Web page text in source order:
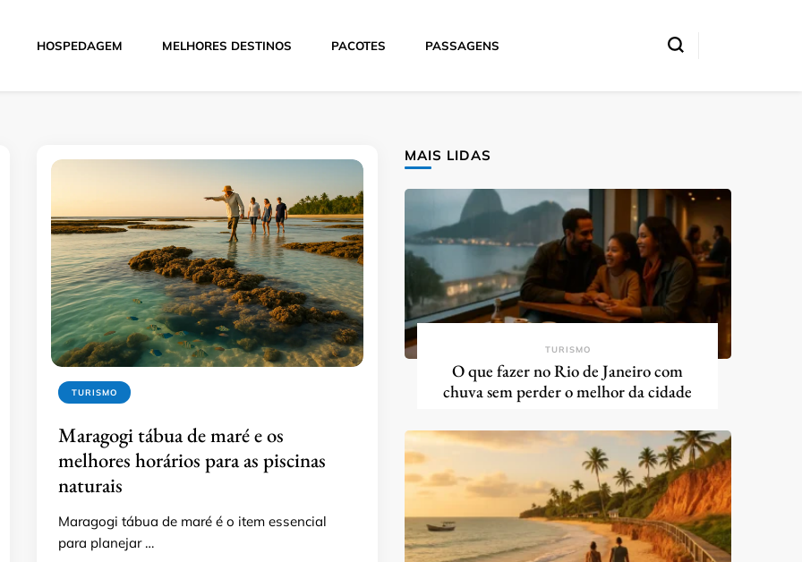
HOSPEDAGEM MELHORES DESTINOS PACOTES PASSAGENS
TURISMO
Maragogi tábua de maré e os
melhores horários para as piscinas
naturais
Maragogi tábua de maré é o item essencial
para planejar …
MAIS LIDAS
TURISMO
O que fazer no Rio de Janeiro com
chuva sem perder o melhor da cidade